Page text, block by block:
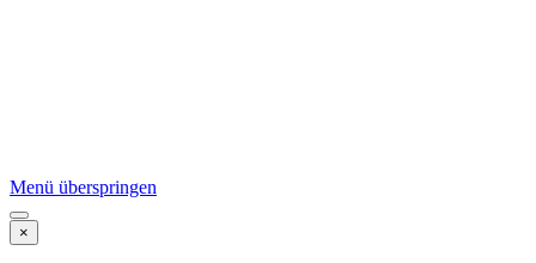
Menü überspringen
×